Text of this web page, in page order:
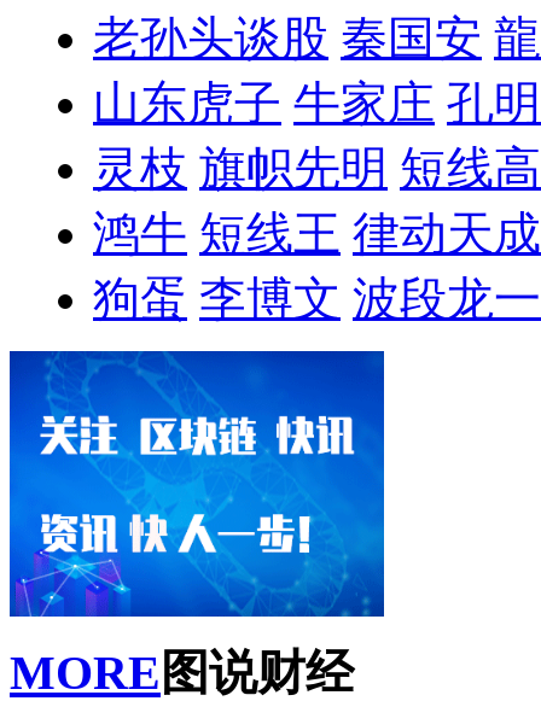
老孙头谈股 秦国安
山东虎子 牛家庄 孔
灵枝 旗帜先明 短线
鸿牛 短线王 律动天成
狗蛋 李博文 波段龙一
MORE 图说财经